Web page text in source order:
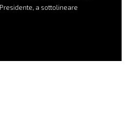
a sottolineare